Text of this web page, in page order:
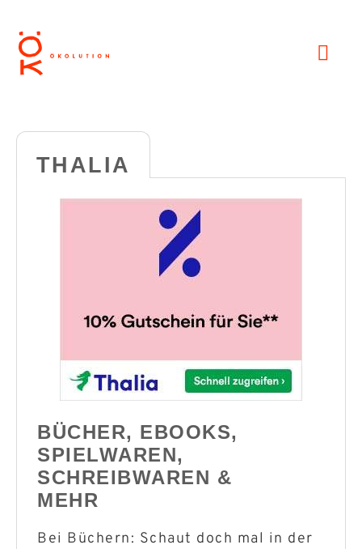
THALIA
BÜCHER, EBOOKS,
SPIELWAREN,
SCHREIBWAREN &
MEHR
Bei Büchern: Schaut doch mal in der